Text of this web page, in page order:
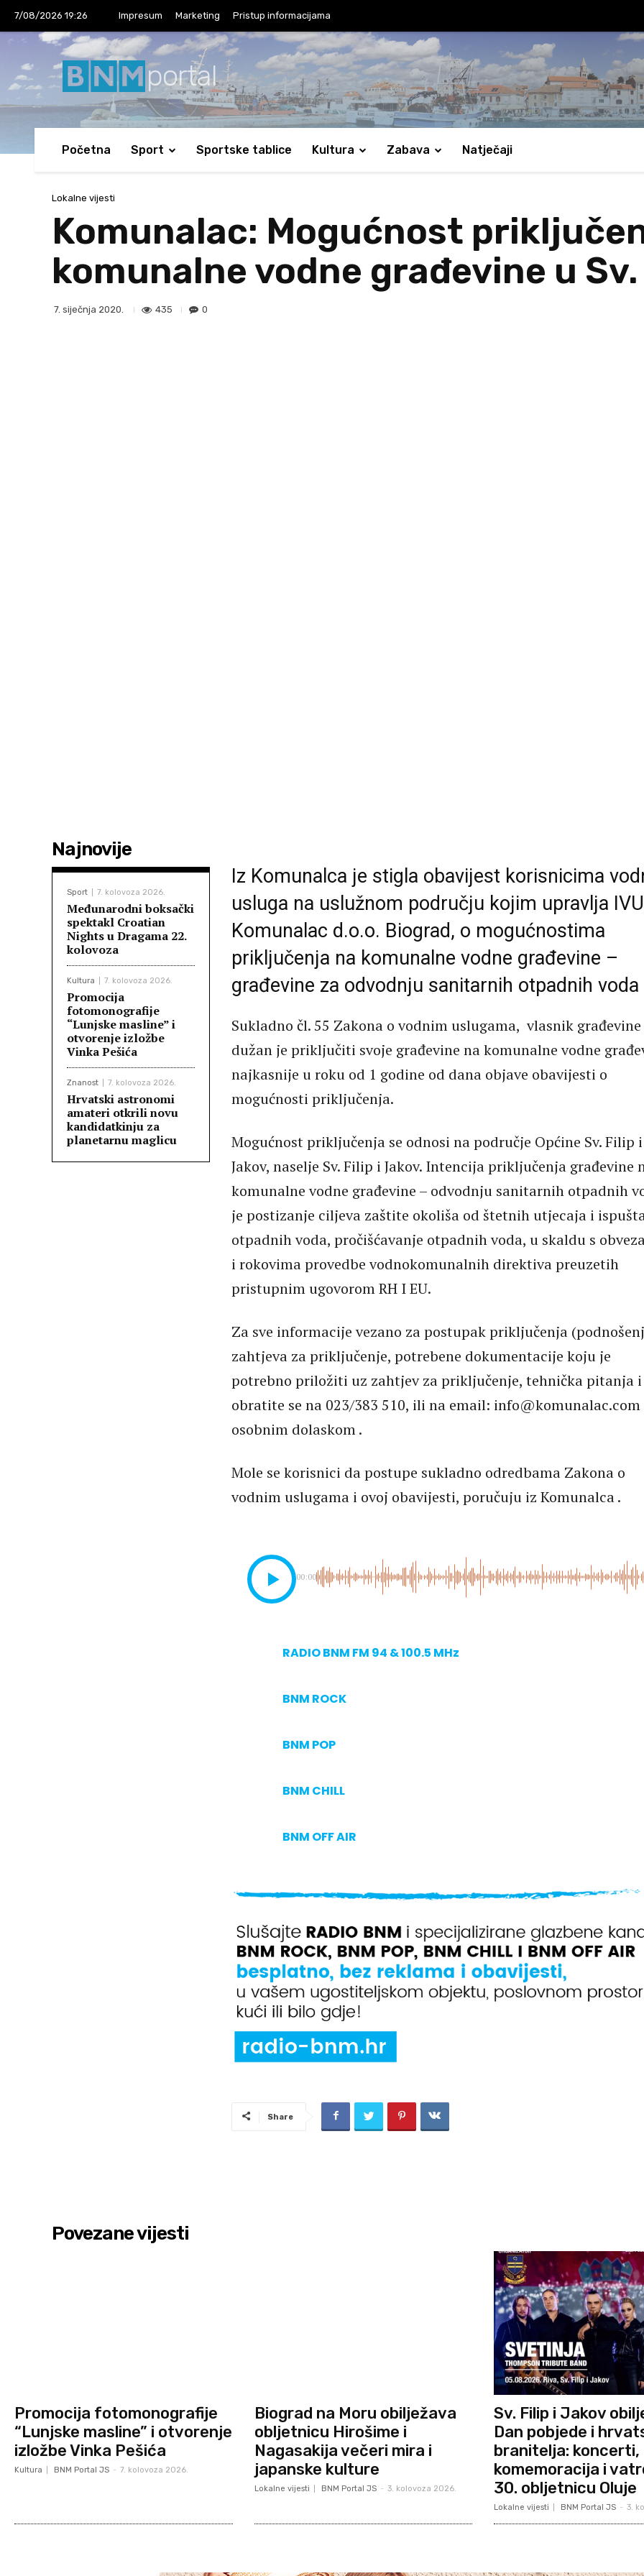
7/08/2026 19:26 Impresum Marketing Pristup informacijama
portal
Početna Sport Sportske tablice Kultura Zabava Natječaji
Lokalne vijesti
Komunalac: Mogućnost
komunalne vodne građevine u
7. siječnja 2020. 435 0
Najnovije
Sport 7. kolovoza 2026.
Međunarodni boksački
spektakl Croatian
Nights u Dragama 22.
kolovoza
Kultura 7. kolovoza 2026.
Promocija
fotomonografije
“Lunjske masline” i
otvorenje izložbe
Vinka Pešića
Znanost 7. kolovoza 2026.
Hrvatski astronomi
amateri otkrili novu
kandidatkinju za
planetarnu maglicu
Iz Komunalca je stigla obavijest korisnicima
usluga na uslužnom području kojim upravlja IVU
Komunalac d.o.o. Biograd, o mogućnostima
priključenja na komunalne vodne građevine –
građevine za odvodnju sanitarnih otpadnih voda
Sukladno čl. 55 Zakona o vodnim uslugama, vlasnik građevine
dužan je priključiti svoje građevine na komunalne vodne
najkasnije u roku od 1 godine od dana objave obavijesti o
mogućnosti priključenja.
Mogućnost priključenja se odnosi na područje Općine Sv. Filip i
Jakov, naselje Sv. Filip i Jakov. Intencija priključenja građevine
komunalne vodne građevine – odvodnju sanitarnih otpadnih
je postizanje ciljeva zaštite okoliša od štetnih utjecaja i
otpadnih voda, pročišćavanje otpadnih voda, u skaldu s
i rokovima provedbe vodnokomunalnih direktiva preuzetih
pristupnim ugovorom RH I EU.
Za sve informacije vezano za postupak priključenja
zahtjeva za priključenje, potrebene dokumentacije koju je
potrebno priložiti uz zahtjev za priključenje, tehnička pitanja i
obratite se na 023/383 510, ili na email:
osobnim dolaskom .
Mole se korisnici da postupe sukladno odredbama Zakona o
vodnim uslugama i ovoj obavijesti, poručuju iz Komunalca .
00:00
RADIO BNM FM 94 & 100.5 MHz
BNM ROCK
BNM POP
BNM CHILL
BNM OFF AIR
Share
Povezane vijesti
Promocija fotomonografije
“Lunjske masline” i otvorenje
izložbe Vinka Pešića
Kultura BNM Portal JS - 7. kolovoza 2026.
Biograd na Moru obilježava
obljetnicu Hirošime i
Nagasakija večeri mira i
japanske kulture
Lokalne vijesti BNM Portal JS - 3. kolovoza 2026.
Sv. Filip i Jakov
Dan pobjede i
branitelja: koncerti,
komemoracija i
30. obljetnicu Oluje
Lokalne vijesti BNM Portal JS - 3.